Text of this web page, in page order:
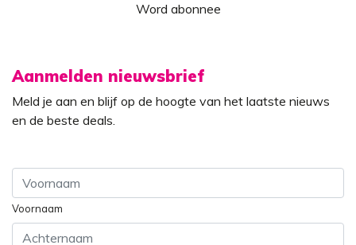
Word abonnee
Aanmelden nieuwsbrief
Meld je aan en blijf op de hoogte van het laatste nieuws
en de beste deals.
Voornaam